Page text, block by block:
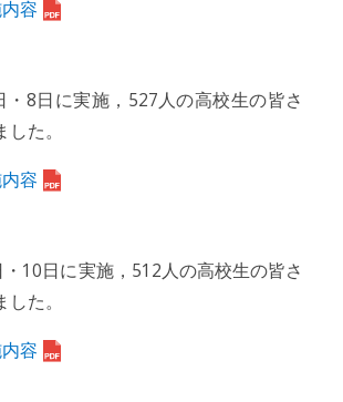
容
8日に実施，527人の高校生の皆さ
た。
容
10日に実施，512人の高校生の皆さ
た。
容